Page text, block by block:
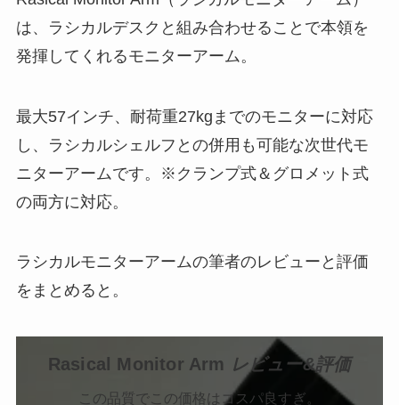
は、ラシカルデスクと組み合わせることで本領を
発揮してくれるモニターアーム。
最大57インチ、耐荷重27kgまでのモニターに対応
し、ラシカルシェルフとの併用も可能な次世代モ
ニターアームです。※クランプ式＆グロメット式
の両方に対応。
ラシカルモニターアームの筆者のレビューと評価
をまとめると。
Rasical Monitor Arm レビュー&評価
この品質でこの価格はコスパ良すぎ。